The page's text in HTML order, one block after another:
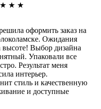
★ ★ ★
оформить заказ на
Ожидания
высоте! Выбор дизайна
Упаковали все
Результат меня
интерьер.
стиль и качественную
и доступные